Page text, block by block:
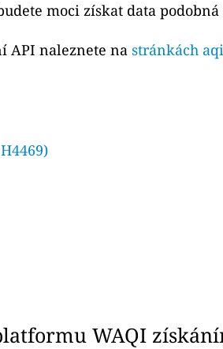
moci získat data
API naleznete na stránkách
WAQI